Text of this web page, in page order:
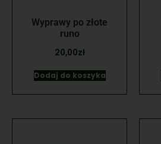
Wyprawy po złote
runo
20,00zł
Dodaj do koszyka